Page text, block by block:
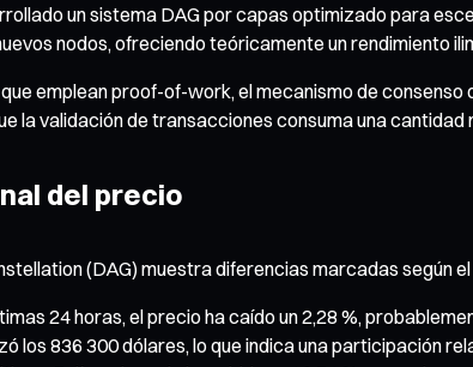
un sistema DAG por capas optimizado para
nodos, ofreciendo teóricamente un rendimiento
emplean proof-of-work, el mecanismo de
la validación de transacciones consuma una
del precio
(DAG) muestra diferencias marcadas según
24 horas, el precio ha caído un 2,28 %,
los 836 300 dólares, lo que indica una participación